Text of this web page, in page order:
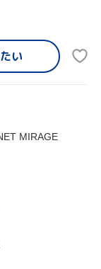
い
MIRAGE